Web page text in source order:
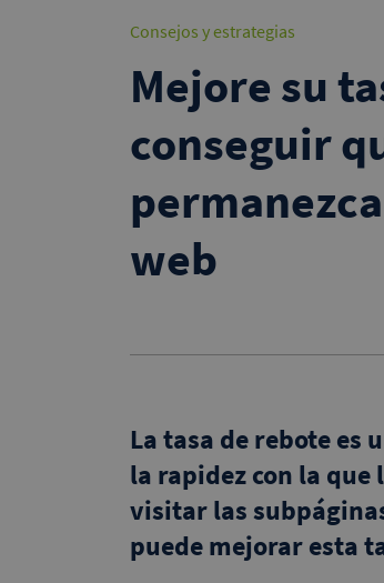
Consejos y estrategias
Mejore su
conseguir
web
La tasa de rebote es
la rapidez con la
visitar las
puede mejorar esta